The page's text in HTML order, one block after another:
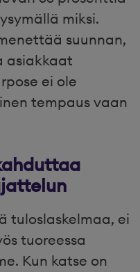
miksi.
suunnan,
asiakkaat
ei ole
tempaus vaan
tuloslaskelmaa, ei
tuoreessa
Kun katse on